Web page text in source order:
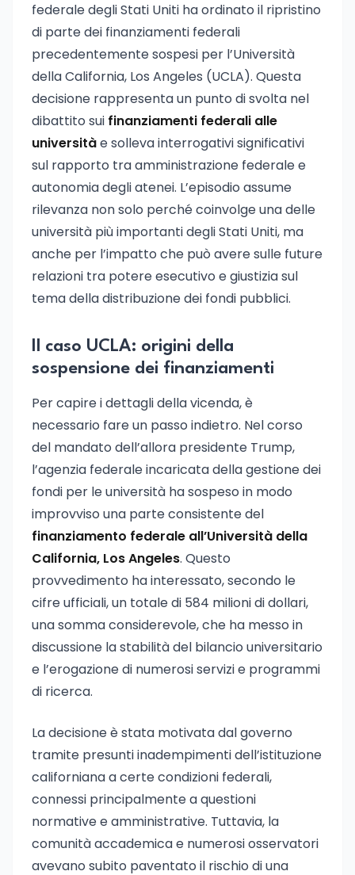
federale degli Stati Uniti ha ordinato il ripristino
di parte dei finanziamenti federali
precedentemente sospesi per l’Università
della California, Los Angeles (UCLA). Questa
decisione rappresenta un punto di svolta nel
dibattito sui finanziamenti federali alle
universitàe solleva interrogativi significativi
sul rapporto tra amministrazione federale e
autonomia degli atenei. L’episodio assume
rilevanza non solo perché coinvolge una delle
università più importanti degli Stati Uniti, ma
anche per l’impatto che può avere sulle future
relazioni tra potere esecutivo e giustizia sul
tema della distribuzione dei fondi pubblici.
Il caso UCLA: origini della
sospensione dei finanziamenti
Per capire i dettagli della vicenda, è
necessario fare un passo indietro. Nel corso
del mandato dell’allora presidente Trump,
l’agenzia federale incaricata della gestione dei
fondi per le università ha sospeso in modo
improvviso una parte consistente del
finanziamento federale all’Università della
California, Los Angeles. Questo
provvedimento ha interessato, secondo le
cifre ufficiali, un totale di 584 milioni di dollari,
una somma considerevole, che ha messo in
discussione la stabilità del bilancio universitario
e l’erogazione di numerosi servizi e programmi
di ricerca.
La decisione è stata motivata dal governo
tramite presunti inadempimenti dell’istituzione
californiana a certe condizioni federali,
connessi principalmente a questioni
normative e amministrative. Tuttavia, la
comunità accademica e numerosi osservatori
avevano subito paventato il rischio di una